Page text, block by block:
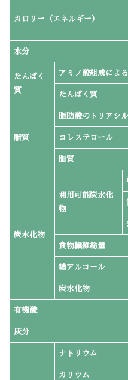
カロリー（エネルギー）
水分
たんぱく
質
アミノ酸組成によ
たんぱく質
脂質
脂肪酸のトリアシ
コレステロール
脂質
炭水化物
利用可能炭水化
物
食物繊維総量
糖アルコール
炭水化物
有機酸
灰分
ナトリウム
カリウム